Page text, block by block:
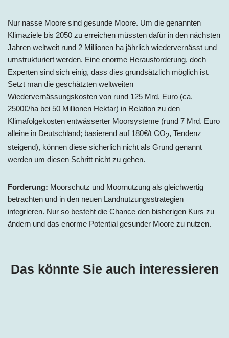
Nur nasse Moore sind gesunde Moore. Um die genannten
Klimaziele bis 2050 zu erreichen müssten dafür in den nächsten
Jahren weltweit rund 2 Millionen ha jährlich wiedervernässt und
umstrukturiert werden. Eine enorme Herausforderung, doch
Experten sind sich einig, dass dies grundsätzlich möglich ist.
Setzt man die geschätzten weltweiten
Wiedervernässungskosten von rund 125 Mrd. Euro (ca.
2500€/ha bei 50 Millionen Hektar) in Relation zu den
Klimafolgekosten entwässerter Moorsysteme (rund 7 Mrd. Euro
alleine in Deutschland; basierend auf 180€/t CO2, Tendenz
steigend), können diese sicherlich nicht als Grund genannt
werden um diesen Schritt nicht zu gehen.
Forderung: Moorschutz und Moornutzung als gleichwertig
betrachten und in den neuen Landnutzungsstrategien
integrieren. Nur so besteht die Chance den bisherigen Kurs zu
ändern und das enorme Potential gesunder Moore zu nutzen.
Das könnte Sie auch interessieren